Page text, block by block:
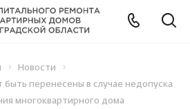
Новости
быть перенесены в случае недопуска
многоквартирного дома